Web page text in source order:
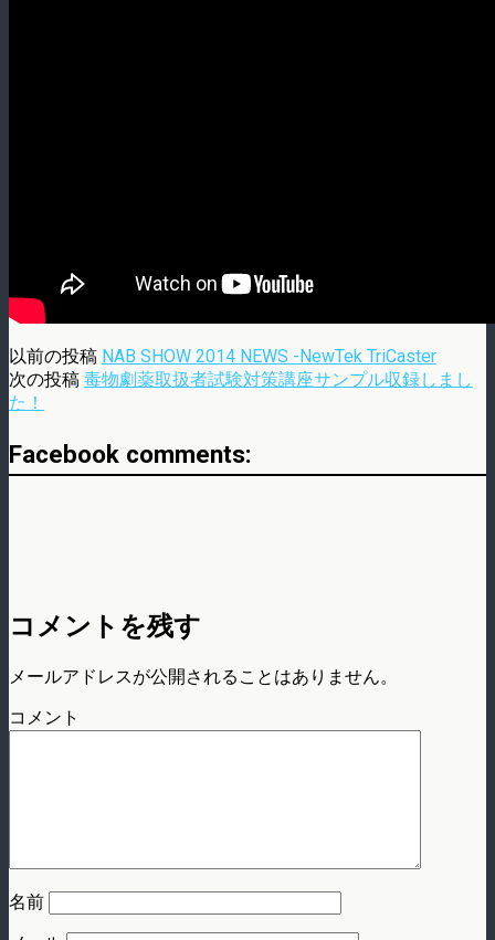
以前の投稿 NAB SHOW 2014 NEWS -NewTek TriCaster
次の投稿 毒物劇薬取扱者試験対策講座サンプル収録しまし
た！
Facebook comments:
コメントを残す
メールアドレスが公開されることはありません。
コメント
名前